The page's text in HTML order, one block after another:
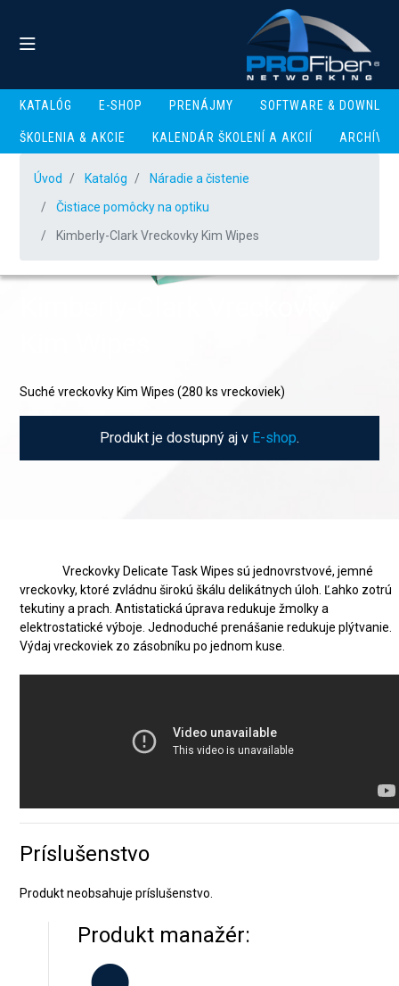
KATALÓG E-SHOP PRENÁJMY SOFTWARE &
ŠKOLENIA & AKCIE KALENDÁR ŠKOLENÍ A AKCIÍ ARCHÍV
Úvod Katalóg
Náradie a čistenie
Čistiace pomôcky na optiku
Kimberly-Clark Vreckovky Kim Wipes
Suché vreckovky Kim Wipes (280 ks vreckoviek)
Produkt je dostupný aj v E-shop.
Vreckovky Delicate Task Wipes sú jednovrstvové, jemné
vreckovky, ktoré zvládnu širokú škálu delikátnych úloh. Ľahko zotrú
tekutiny a prach. Antistatická úprava redukuje žmolky a
elektrostatické výboje. Jednoduché prenášanie redukuje plýtvanie.
Výdaj vreckoviek zo zásobníku po jednom kuse.
Príslušenstvo
Produkt neobsahuje príslušenstvo.
Produkt manažér: